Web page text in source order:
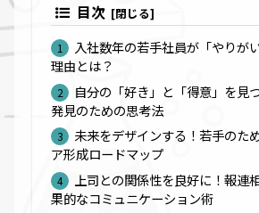
目次
入社数年の若手社員が「やりが
理由とは？
自分の「好き」と「得意」を見
発見のための思考法
未来をデザインする！若手のた
ア形成ロードマップ
上司との関係性を良好に！報連
果的なコミュニケーション術